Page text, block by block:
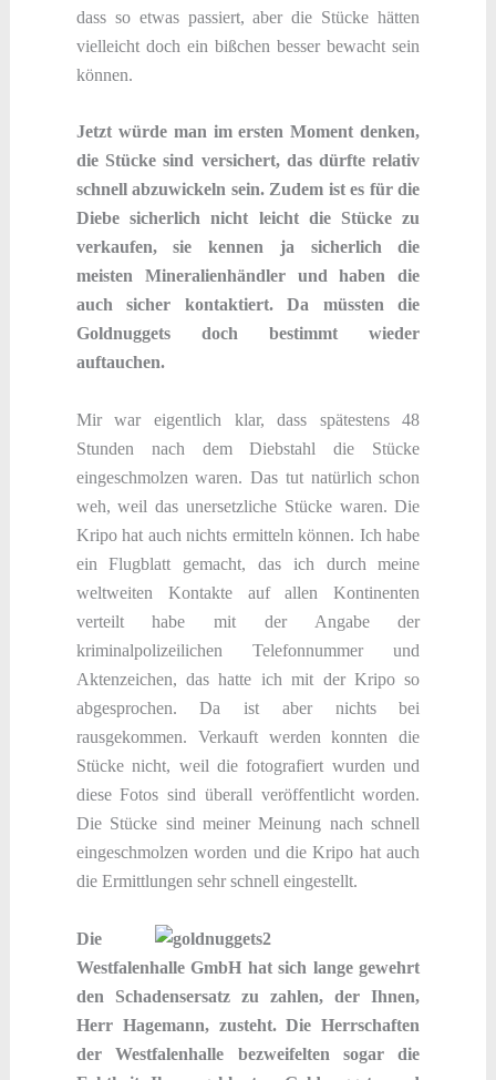
dass so etwas passiert, aber die Stücke hätten
vielleicht doch ein bißchen besser bewacht sein
können.
Jetzt würde man im ersten Moment denken,
die Stücke sind versichert, das dürfte relativ
schnell abzuwickeln sein. Zudem ist es für die
Diebe sicherlich nicht leicht die Stücke zu
verkaufen, sie kennen ja sicherlich die
meisten Mineralienhändler und haben die
auch sicher kontaktiert. Da müssten die
Goldnuggets doch bestimmt wieder
auftauchen.
Mir war eigentlich klar, dass spätestens 48
Stunden nach dem Diebstahl die Stücke
eingeschmolzen waren. Das tut natürlich schon
weh, weil das unersetzliche Stücke waren. Die
Kripo hat auch nichts ermitteln können. Ich habe
ein Flugblatt gemacht, das ich durch meine
weltweiten Kontakte auf allen Kontinenten
verteilt habe mit der Angabe der
kriminalpolizeilichen Telefonnummer und
Aktenzeichen, das hatte ich mit der Kripo so
abgesprochen. Da ist aber nichts bei
rausgekommen. Verkauft werden konnten die
Stücke nicht, weil die fotografiert wurden und
diese Fotos sind überall veröffentlicht worden.
Die Stücke sind meiner Meinung nach schnell
eingeschmolzen worden und die Kripo hat auch
die Ermittlungen sehr schnell eingestellt.
Die
Westfalenhalle GmbH hat sich lange gewehrt
den Schadensersatz zu zahlen, der Ihnen,
Herr Hagemann, zusteht. Die Herrschaften
der Westfalenhalle bezweifelten sogar die